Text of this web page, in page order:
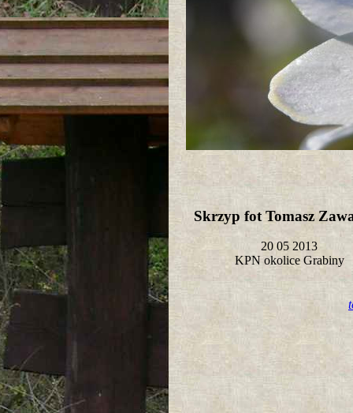
Skrzyp fot Tomasz
20 05 2013
KPN okolice Grabiny